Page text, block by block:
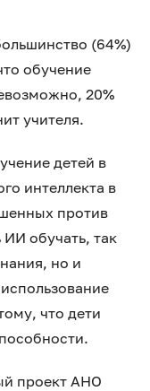
(64%)
обучение
20%
учителя.
детей в
интеллекта в
против
обучать, так
но и
что дети
проект АНО